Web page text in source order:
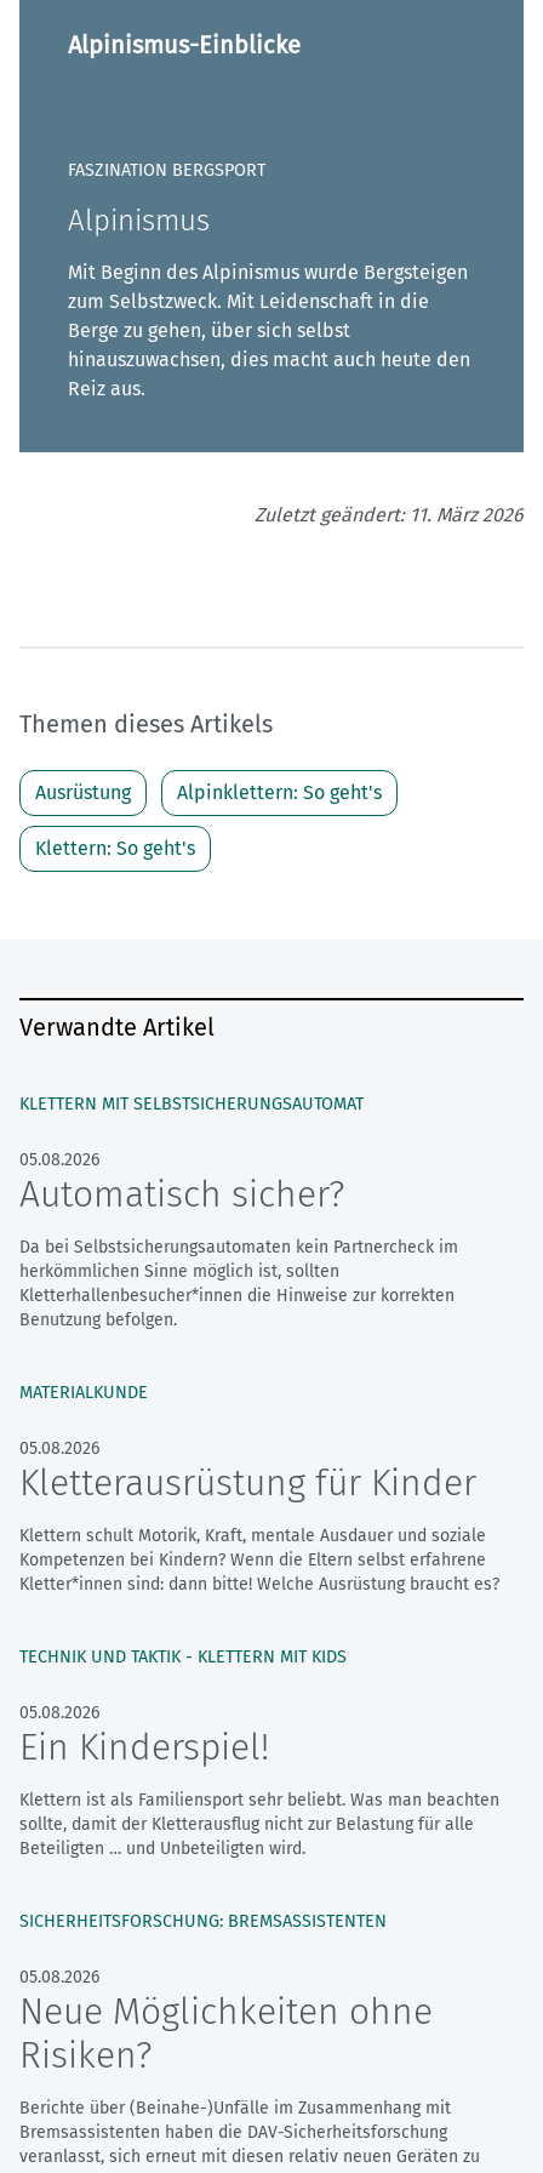
Alpinismus-Einblicke
FASZINATION BERGSPORT
Alpinismus
Mit Beginn des Alpinismus wurde Bergsteigen
zum Selbstzweck. Mit Leidenschaft in die
Berge zu gehen, über sich selbst
hinauszuwachsen, dies macht auch heute den
Reiz aus.
Zuletzt geändert: 11. März 2026
Themen dieses Artikels
Ausrüstung Alpinklettern: So geht's
Klettern: So geht's
Verwandte Artikel
KLETTERN MIT SELBSTSICHERUNGS­AUTOMAT
05.08.2026
Automatisch sicher?
Da bei Selbstsicherungsautomaten kein Partnercheck im
herkömmlichen Sinne möglich ist, sollten
Kletterhallenbesucher*innen die Hinweise zur korrekten
Benutzung befolgen.
MATERIALKUNDE
05.08.2026
Kletterausrüstung für Kinder
Klettern schult Motorik, Kraft, mentale Ausdauer und soziale
Kompetenzen bei Kindern? Wenn die Eltern selbst erfahrene
Kletter*innen sind: dann bitte! Welche Ausrüstung braucht es?
TECHNIK UND TAKTIK - KLETTERN MIT KIDS
05.08.2026
Ein Kinderspiel!
Klettern ist als Familiensport sehr beliebt. Was man beachten
sollte, damit der Kletterausflug nicht zur Belastung für alle
Beteiligten … und Unbeteiligten wird.
SICHERHEITSFORSCHUNG: BREMSASSISTENTEN
05.08.2026
Neue Möglichkeiten ohne
Risiken?
Berichte über (Beinahe-)Unfälle im Zusammenhang mit
Bremsassistenten haben die DAV-Sicherheitsforschung
veranlasst, sich erneut mit diesen relativ neuen Geräten zu